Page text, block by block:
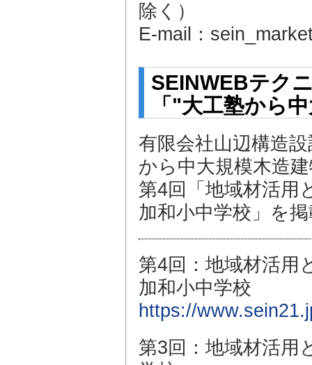
除く）
E-mail：
SEINWEBテク
「"大工塾から
有限会社山辺構造
から中大規模木造
第4回「地域材活用
加和小中学校」を
第4回：地域材活用
加和小中学校
https://
第3回：地域材活用